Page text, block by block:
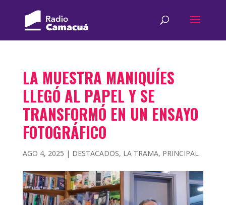
LA MUESTRA MANIQUÍES
LLEGÓ AL PAPEL Y SE
TRANSFORMÓ EN UN ENSAYO
FOTOGRÁFICO
AGO 4, 2025 | DESTACADOS, LA TRAMA, PRINCIPAL